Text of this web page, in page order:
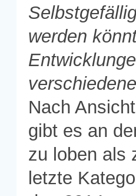
werden
Nach
gibt es an
zu loben als
letzte